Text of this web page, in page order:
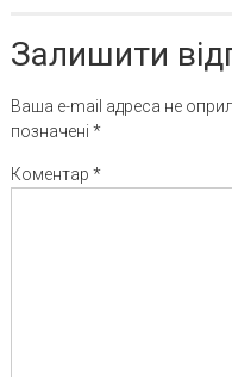
Залишити
Ваша e-mail адреса не
позначені *
Коментар *